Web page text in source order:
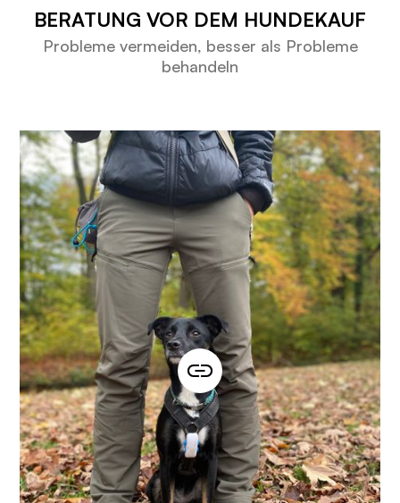
BERATUNG VOR DEM HUNDEKAUF
Probleme vermeiden, besser als Probleme
behandeln